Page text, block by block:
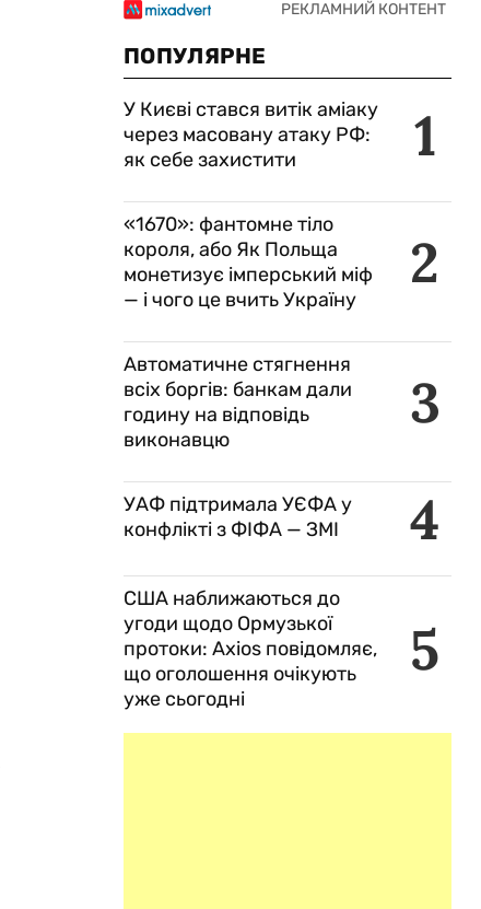
ПОПУЛЯРНЕ
1
У Києві стався витік аміаку
через масовану атаку РФ:
як себе захистити
2
«1670»: фантомне тіло
короля, або Як Польща
монетизує імперський міф
— і чого це вчить Україну
3
Автоматичне стягнення
всіх боргів: банкам дали
годину на відповідь
виконавцю
4
УАФ підтримала УЄФА у
конфлікті з ФІФА — ЗМІ
5
США наближаються до
угоди щодо Ормузької
протоки: Axios повідомляє,
що оголошення очікують
уже сьогодні